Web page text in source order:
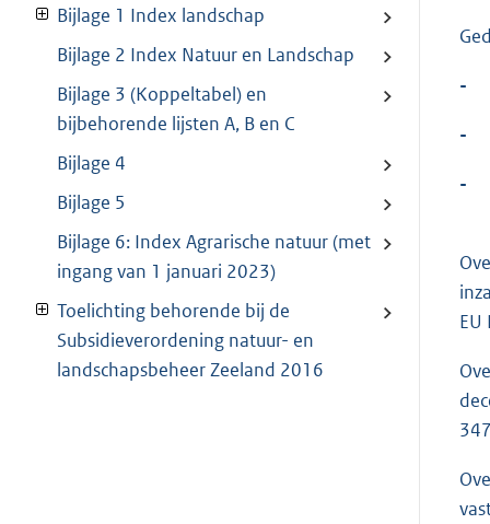
Bijlage 1 Index landschap
Bijlage 2 Index Natuur en Landschap
Bijlage 3 (Koppeltabel) en
bijbehorende lijsten A, B en C
Bijlage 4
Bijlage 5
Bijlage 6: Index Agrarische natuur (met
ingang van 1 januari 2023)
Toelichting behorende bij de
Subsidieverordening natuur- en
landschapsbeheer Zeeland 2016
-
-
-